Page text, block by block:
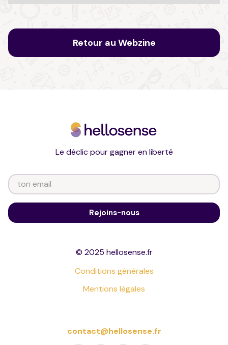
Retour au Webzine
© 2025 hellosense.fr
Conditions générales
Mentions légales
Le déclic pour gagner en liberté
contact@hellosense.fr